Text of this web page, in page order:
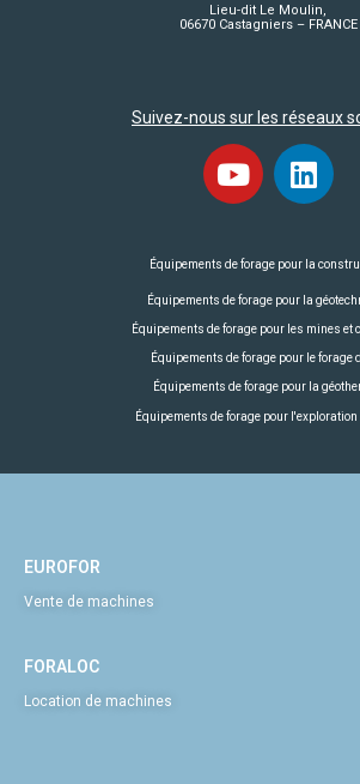
Lieu-dit Le Moulin,
06670 Castagniers – FRANCE
Suivez-nous sur les réseaux
Équipements de forage pour la
Équipements de forage pour la
Équipements de forage pour les mines et
Équipements de forage pour le forage
Équipements de forage pour la
Équipements de forage pour
EUROFOR
Vente de machines
FORALOC
Location de machines